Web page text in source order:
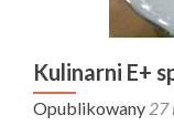
Kulinarni E+
Opublikowany 27